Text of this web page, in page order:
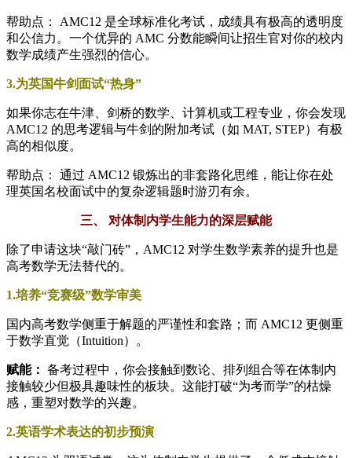
帮助点： AMC12 是全球标准化考试，成绩具有极高的透明度
和公信力。一个优异的 AMC 分数能瞬间让招生官对你的校内
数学成绩产生强烈的信心。
3.为英国牛剑面试“热身”
如果你志在牛津、剑桥的数学、计算机或工程专业，你会发现
AMC12 的思考逻辑与牛剑的附加考试（如 MAT, STEP）有极
高的相似度。
帮助点： 通过 AMC12 锻炼出的非套路化思维，能让你在处
理英国名校面试中的复杂逻辑题时游刃有余。
三、 对体制内学生能力的深层赋能
除了申请这块“敲门砖”，AMC12 对学生数学素养的提升也是
高考数学无法替代的。
1.培养“竞赛级”数学审美
国内高考数学侧重于解题的严谨性和套路；而 AMC12 更侧重
于数学直觉（Intuition）。
赋能： 备考过程中，你会接触到数论、排列组合等在体制内
接触较少但极具趣味性的板块。这能打破“为考而学”的枯燥
感，重塑对数学的兴趣。
2.英语学术表达的初步预演